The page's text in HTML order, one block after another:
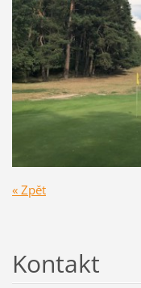
« Zpět
Kontakt